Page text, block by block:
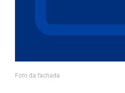
Foto da fachada